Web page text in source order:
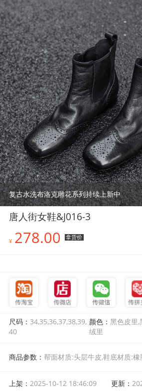
复古水洗布洛克雕花系列持续上新中
唐人街女鞋&J016-3
¥ 278.00 拿货价
尺码： 34,35,36,37,38,39,
40
颜色：黑色皮里,
绒里
商品参数： 帮面材质:头层牛皮,鞋底材质:
色,鞋头款式:方头,闭合方式:一脚蹬,靴筒内
上架： 2025-10-12 18:46:09 更新：